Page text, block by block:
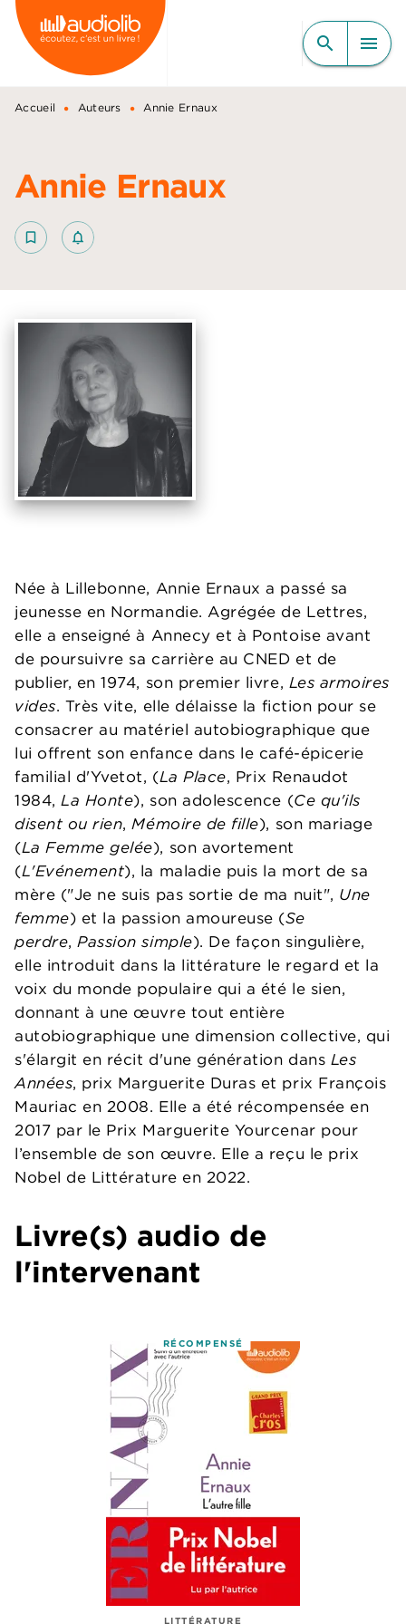
MENU RECHERCHE
CONTENU
PIED DE PAGE
search menu
Accueil • Auteurs • Annie Ernaux
Annie Ernaux
bookmark_border notifications_none_outlined
Née à Lillebonne, Annie Ernaux a passé sa
jeunesse en Normandie. Agrégée de Lettres,
elle a enseigné à Annecy et à Pontoise avant
de poursuivre sa carrière au CNED et de
publier, en 1974, son premier livre, Les armoires
vides. Très vite, elle délaisse la fiction pour se
consacrer au matériel autobiographique que
lui offrent son enfance dans le café-épicerie
familial d'Yvetot, (La Place, Prix Renaudot
1984,La Honte), son adolescence (Ce qu'ils
disent ou rien, Mémoire de fille), son mariage
(La Femme gelée), son avortement
(L'Evénement), la maladie puis la mort de sa
mère ("Je ne suis pas sortie de ma nuit", Une
femme) et la passion amoureuse (Se
perdre,Passion simple). De façon singulière,
elle introduit dans la littérature le regard et la
voix du monde populaire qui a été le sien,
donnant à une œuvre tout entière
autobiographique une dimension collective, qui
s'élargit en récit d'une génération dans Les
Années, prix Marguerite Duras et prix François
Mauriac en 2008. Elle a été récompensée en
2017 par le Prix Marguerite Yourcenar pour
l’ensemble de son œuvre. Elle a reçu le prix
Nobel de Littérature en 2022.
Livre(s) audio de
l'intervenant
RÉCOMPENSÉ
LITTÉRATURE